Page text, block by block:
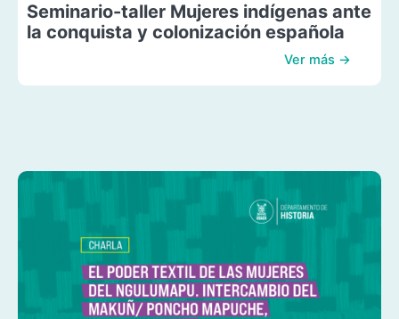
Seminario-taller Mujeres indígenas ante
la conquista y colonización española
Ver más →